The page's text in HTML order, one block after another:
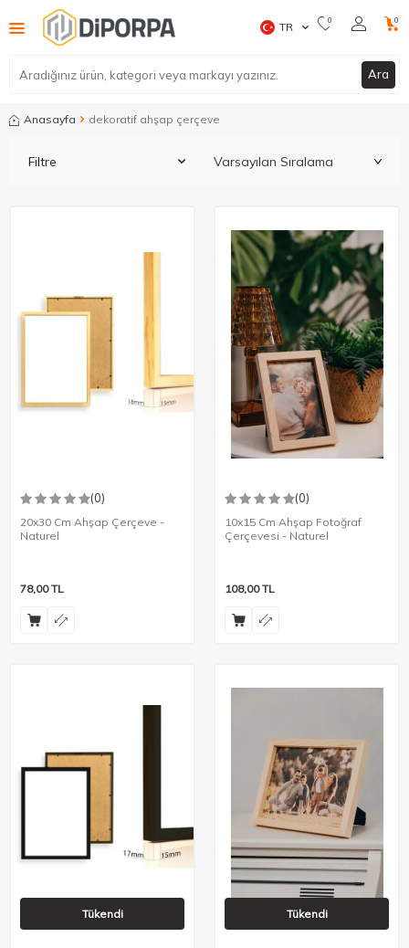
Ara
TR 0 0
Anasayfa dekoratif ahşap çerçeve​
Filtre
(0)
20x30 Cm Ahşap Çerçeve -
Naturel
78,00TL
(0)
10x15 Cm Ahşap Fotoğraf
Çerçevesi - Naturel
108,00TL
Tükendi Tükendi